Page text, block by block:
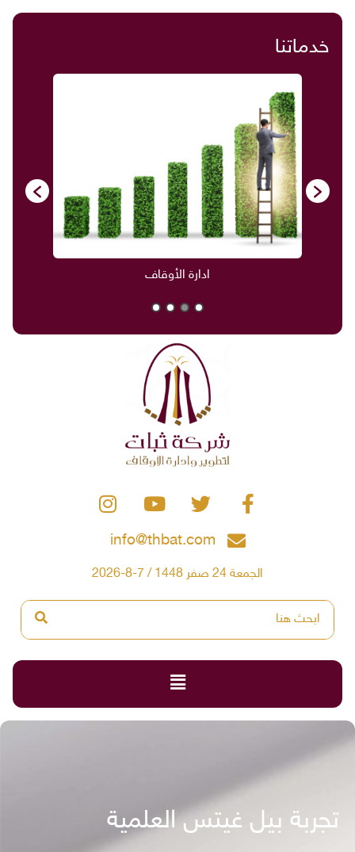
خدماتنا
ادارة الأوقاف
info@thbat.com
الجمعة 24 صفر 1448 / 7-8-2026
تجربة بيل غيتس العلمية